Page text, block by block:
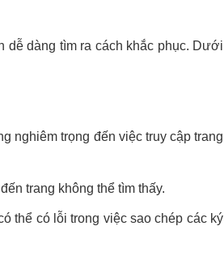
dễ dàng tìm ra cách khắc phục. Dưới
nghiêm trọng đến việc truy cập trang
trang không thể tìm thấy.
thể có lỗi trong việc sao chép các ký